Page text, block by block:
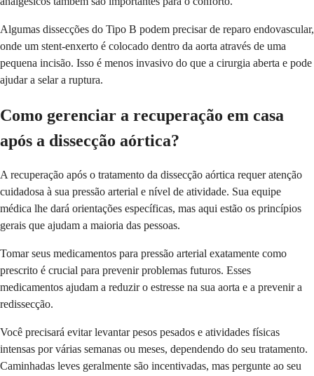
Algumas dissecções do Tipo B podem precisar de reparo endovascular,
onde um stent-enxerto é colocado dentro da aorta através de uma
pequena incisão. Isso é menos invasivo do que a cirurgia aberta e pode
ajudar a selar a ruptura.
Como gerenciar a recuperação em casa
após a dissecção aórtica?
A recuperação após o tratamento da dissecção aórtica requer atenção
cuidadosa à sua pressão arterial e nível de atividade. Sua equipe
médica lhe dará orientações específicas, mas aqui estão os princípios
gerais que ajudam a maioria das pessoas.
Tomar seus medicamentos para pressão arterial exatamente como
prescrito é crucial para prevenir problemas futuros. Esses
medicamentos ajudam a reduzir o estresse na sua aorta e a prevenir a
redissecção.
Você precisará evitar levantar pesos pesados e atividades físicas
intensas por várias semanas ou meses, dependendo do seu tratamento.
Caminhadas leves geralmente são incentivadas, mas pergunte ao seu